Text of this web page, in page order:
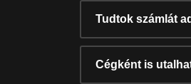
Tudtok számlát
Cégként is